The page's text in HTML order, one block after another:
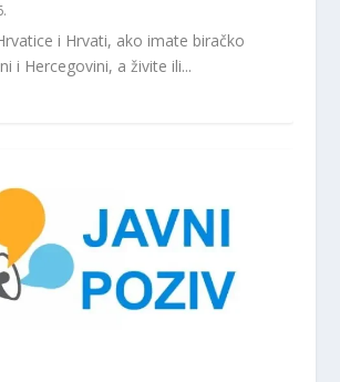
i Hrvati, ako imate biračko
i Hercegovini, a živite ili...